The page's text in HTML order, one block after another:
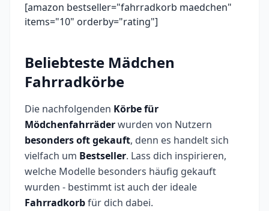
[amazon bestseller="fahrradkorb maedchen"
items="10" orderby="rating"]
Beliebteste Mädchen
Fahrradkörbe
Die nachfolgenden Körbe für
Mödchenfahrräderwurden von Nutzern
besonders oft gekauft, denn es handelt sich
vielfach um Bestseller. Lass dich inspirieren,
welche Modelle besonders häufig gekauft
wurden - bestimmt ist auch der ideale
Fahrradkorbfür dich dabei.